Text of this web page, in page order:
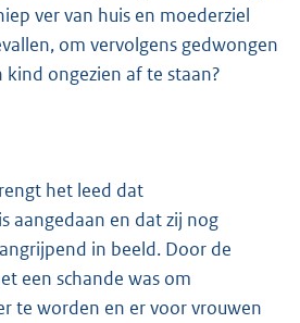
ver van huis en moederziel
om vervolgens gedwongen
ongezien af te staan?
het leed dat
aangedaan en dat zij nog
in beeld. Door de
een schande was om
te worden en er voor vrouwen